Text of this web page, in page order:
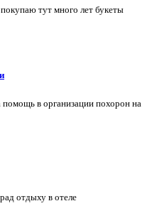
тут много лет букеты
в организации похорон на
отдыху в отеле